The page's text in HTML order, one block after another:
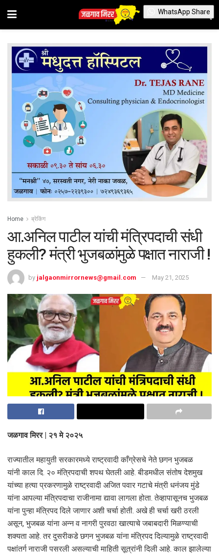
Home ब्रेकिंग
आ.अनिल पाटील यांची मंत्रिपदाची संधी
हुकली? मंत्री भुजबळांमुळे पक्षात नाराजी !
by jalgaonmirrornews@gmail.com May 21, 2025
जळगाव मिरर | २१ मे २०२५
राज्यातील महायुती सरकारमध्ये राष्ट्रवादी काँग्रेसचे नेते छगन भुजबळ
यांनी काल दि. २० मंत्रिपदाची शपथ घेतली आहे. बीडमधील संतोष देशमुख
यांच्या हत्या प्रकरणामुळे राष्ट्रवादी अजित पवार गटाचे मंत्री धनंजय मुंडे
यांना आपल्या मंत्रिपदाचा राजीनामा द्यावा लागला होता. तेव्हापासूनच भुजबळ
यांना पुन्हा मंत्रिपद दिले जाणार अशी चर्चा होती. अखे ही चर्चा खरी ठरली
असून, भुजबळ यांना अन्न व नागरी पुरवठा खात्याचे जबाबदारी मिळण्याची
शक्यता आहे. तर दुसरीकडे छगन भुजबळ यांना मंत्रिपद दिल्यामुळे राष्ट्रवादी
पक्षांतर्ग नाराजी पसरली असल्याची माहिती सूत्रांनी दिली आहे. काल झालेल्या
WhatsApp Share